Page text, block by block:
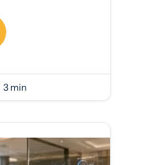
3 min